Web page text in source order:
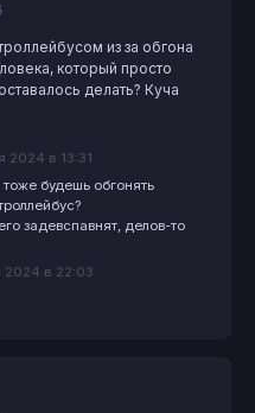
из за обгона
который просто
делать? Куча
2024 в 13:31
будешь обгонять
задевспавнят, делов-то
2024 в 22:03